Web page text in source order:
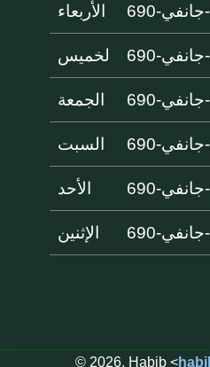
الأربعاء
لخميس
الجمعة
السبت
الأحد
الإثنين
© 2026, Habib <